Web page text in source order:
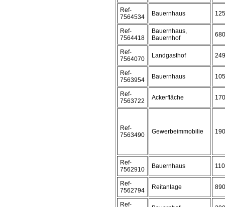
Ref-
7564534
Bauernhaus
Ref-
7564418
Bauernhaus,
Bauernhof
Ref-
7564070
Landgasthof
Ref-
7563954
Bauernhaus
Ref-
7563722
Ackerfläche
Ref-
7563490
Gewerbeimmobilie
Ref-
7562910
Bauernhaus
Ref-
7562794
Reitanlage
Ref-